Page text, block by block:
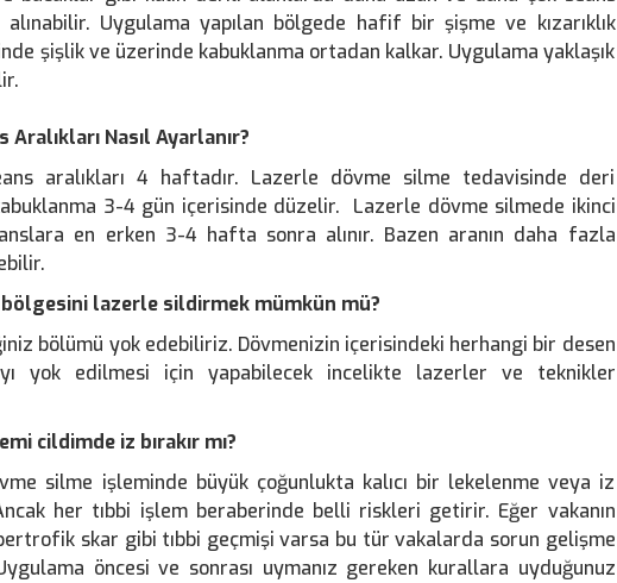
Uygulama yapılan bölgede hafif bir şişme ve kızarıklık
şişlik ve üzerinde kabuklanma ortadan kalkar. Uygulama yaklaşık
Aralıkları Nasıl Ayarlanır?
aralıkları 4 haftadır. Lazerle dövme silme tedavisinde deri
3-4 gün içerisinde düzelir. Lazerle dövme silmede ikinci
en erken 3-4 hafta sonra alınır. Bazen aranın daha fazla
lazerle sildirmek mümkün mü?
bölümü yok edebiliriz. Dövmenizin içerisindeki herhangi bir desen
yok edilmesi için yapabilecek incelikte lazerler ve teknikler
cildimde iz bırakır mı?
silme işleminde büyük çoğunlukta kalıcı bir lekelenme veya iz
her tıbbi işlem beraberinde belli riskleri getirir. Eğer vakanın
skar gibi tıbbi geçmişi varsa bu tür vakalarda sorun gelişme
öncesi ve sonrası uymanız gereken kurallara uyduğunuz